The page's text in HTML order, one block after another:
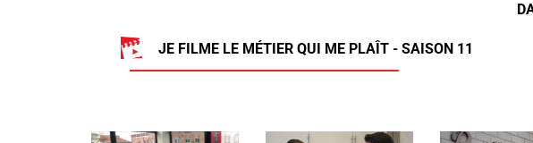
JE FILME LE MÉTIER QUI ME PLAÎT - SAISON 11